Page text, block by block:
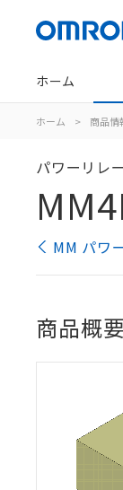
ホーム
ホーム > 商品情
パワーリレー
MM パワ
商品概要